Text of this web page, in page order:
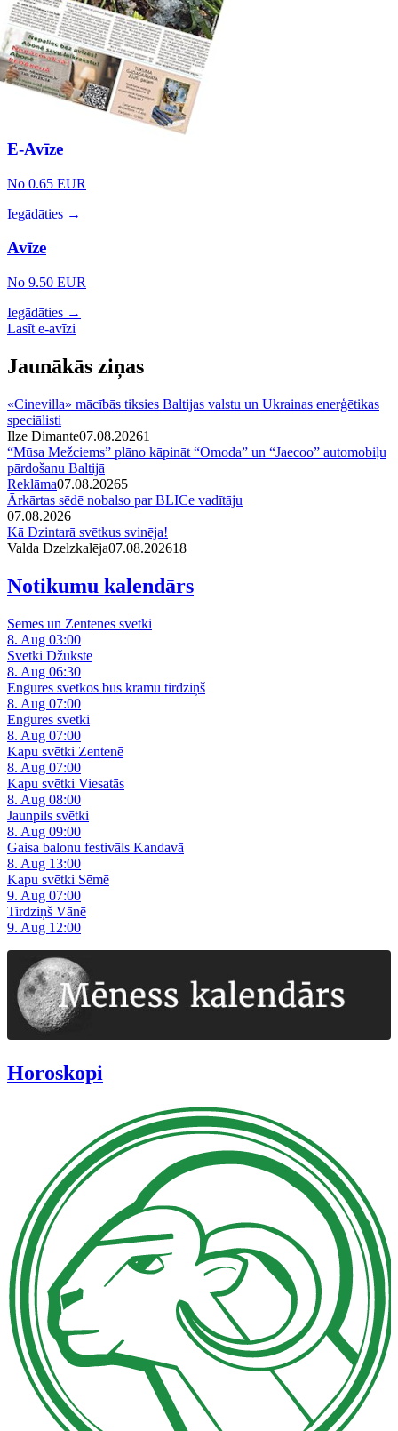
E-Avīze
No 0.65 EUR
Iegādāties →
Avīze
No 9.50 EUR
Iegādāties →
Lasīt e-avīzi
Jaunākās ziņas
«Cinevilla» mācībās tiksies Baltijas valstu un Ukrainas enerģētikas
speciālisti
Ilze Dimante07.08.20261
“Mūsa Mežciems” plāno kāpināt “Omoda” un “Jaecoo” automobiļu
pārdošanu Baltijā
Reklāma07.08.20265
Ārkārtas sēdē nobalso par BLICe vadītāju
07.08.2026
Kā Dzintarā svētkus svinēja!
Valda Dzelzkalēja07.08.202618
Notikumu kalendārs
Sēmes un Zentenes svētki
8. Aug 03:00
Svētki Džūkstē
8. Aug 06:30
Engures svētkos būs krāmu tirdziņš
8. Aug 07:00
Engures svētki
8. Aug 07:00
Kapu svētki Zentenē
8. Aug 07:00
Kapu svētki Viesatās
8. Aug 08:00
Jaunpils svētki
8. Aug 09:00
Gaisa balonu festivāls Kandavā
8. Aug 13:00
Kapu svētki Sēmē
9. Aug 07:00
Tirdziņš Vānē
9. Aug 12:00
Horoskopi